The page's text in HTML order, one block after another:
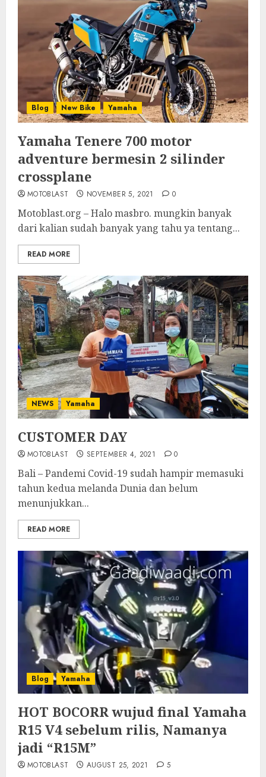
Blog New Bike Yamaha
Yamaha Tenere 700 motor
adventure bermesin 2 silinder
crossplane
MOTOBLAST NOVEMBER 5, 2021 0
Motoblast.org – Halo masbro. mungkin banyak
dari kalian sudah banyak yang tahu ya tentang...
READ MORE
NEWS Yamaha
CUSTOMER DAY
MOTOBLAST SEPTEMBER 4, 2021 0
Bali – Pandemi Covid-19 sudah hampir memasuki
tahun kedua melanda Dunia dan belum
menunjukkan...
READ MORE
Blog Yamaha
HOT BOCORR wujud final Yamaha
R15 V4 sebelum rilis, Namanya
jadi “R15M”
MOTOBLAST AUGUST 25, 2021 5